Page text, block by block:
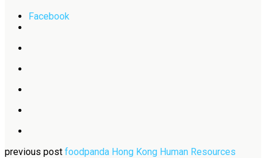
Facebook
previous post foodpanda Hong Kong Human Resources